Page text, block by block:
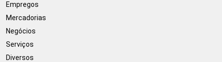
Empregos
Mercadorias
Negócios
Serviços
Diversos